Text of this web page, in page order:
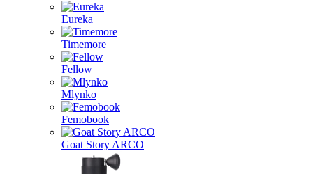
Eureka
Timemore
Fellow
Mlynko
Femobook
Goat Story ARCO